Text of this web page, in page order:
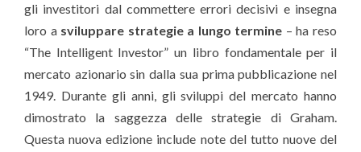
gli investitori dal commettere errori decisivi e insegna
loro a sviluppare strategie a lungo termine – ha reso
“The Intelligent Investor” un libro fondamentale per il
mercato azionario sin dalla sua prima pubblicazione nel
1949. Durante gli anni, gli sviluppi del mercato hanno
dimostrato la saggezza delle strategie di Graham.
Questa nuova edizione include note del tutto nuove del